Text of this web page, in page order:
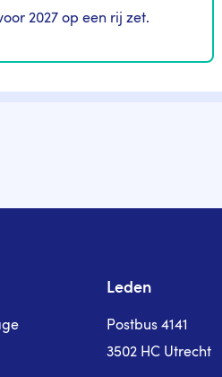
2027 op een rij zet.
Leden
Postbus 4141
3502 HC Utrecht